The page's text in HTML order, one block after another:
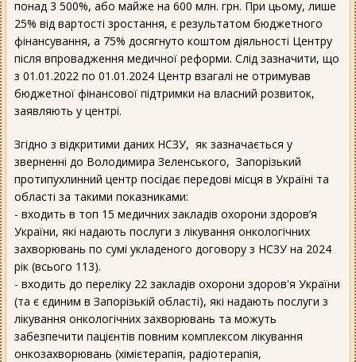
понад 3 500%, або майже на 600 млн. грн. При цьому, лише
25% від вартості зростання, є результатом бюджетного
фінансування, а 75% досягнуто коштом діяльності Центру
після впровадження медичної реформи. Слід зазначити, що
з 01.01.2022 по 01.01.2024 Центр взагалі не отримував
бюджетної фінансової підтримки на власний розвиток,
заявляють у центрі.
Згідно з відкритими даних НСЗУ, як зазначається у
зверненні до Володимира Зеленського, Запорізький
протипухлинний центр посідає передові місця в Україні та
області за такими показниками:
- входить в топ 15 медичних закладів охорони здоров’я
України, які надають послуги з лікування онкологічних
захворювань по сумі укладеного договору з НСЗУ на 2024
рік (всього 113).
- входить до переліку 22 закладів охорони здоров'я України
(та є єдиним в Запорізькій області), які надають послуги з
лікування онкологічних захворювань та можуть
забезпечити пацієнтів повним комплексом лікування
онкозахворювань (хімієтерапія, радіотерапія,